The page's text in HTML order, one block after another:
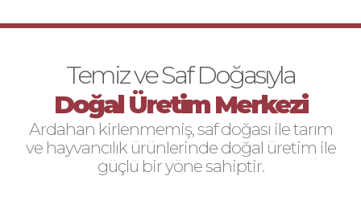
Temiz ve Saf Doğasıyla
Doğal Üretim Merkezi
Ardahan kirlenmemiş, saf doğası ile tarım
ve hayvancılık ürünlerinde doğal üretim ile
güçlü bir yöne sahiptir.